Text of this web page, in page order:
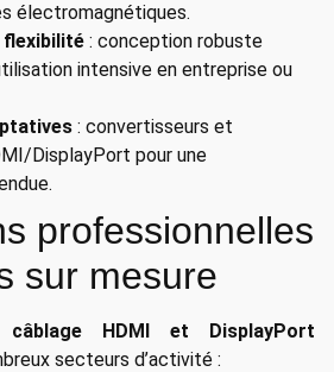
électromagnétiques.
flexibilité : conception robuste
intensive en entreprise ou
: convertisseurs et
DisplayPort pour une
professionnelles
sur mesure
câblage HDMI et DisplayPort
secteurs d’activité :